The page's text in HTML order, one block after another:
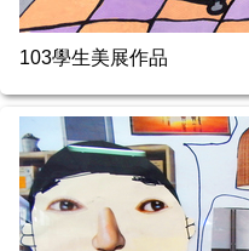
103學生美展作品